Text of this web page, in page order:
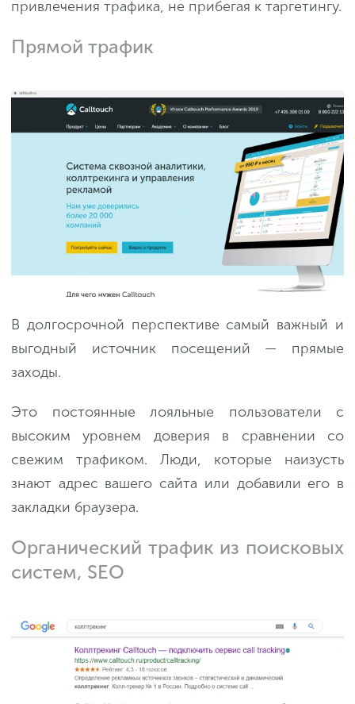
привлечения трафика, не прибегая к таргетингу.
Прямой трафик
В долгосрочной перспективе самый важный и
выгодный источник посещений — прямые
заходы.
Это постоянные лояльные пользователи с
высоким уровнем доверия в сравнении со
свежим трафиком. Люди, которые наизусть
знают адрес вашего сайта или добавили его в
закладки браузера.
Органический трафик из поисковых
систем, SEO